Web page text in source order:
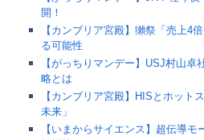
開！
【カンブリア宮殿】獺祭「売上4
る可能性
【がっちりマンデー】USJ村山
略とは
【カンブリア宮殿】HISとホット
未来」
【いまからサイエンス】超伝導